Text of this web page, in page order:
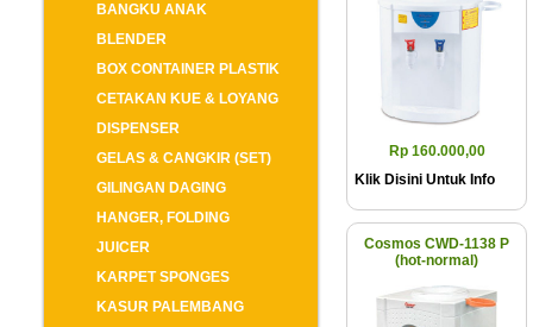
BANGKU ANAK
BLENDER
BOX CONTAINER PLASTIK
CETAKAN KUE & LOYANG
DISPENSER
GELAS & CANGKIR (SET)
GILINGAN DAGING
HANGER, FOLDING
JUICER
KARPET SPONGES
KASUR PALEMBANG
Rp 160.000,00
Klik Disini Untuk Info
Cosmos CWD-1138 P
(hot-normal)